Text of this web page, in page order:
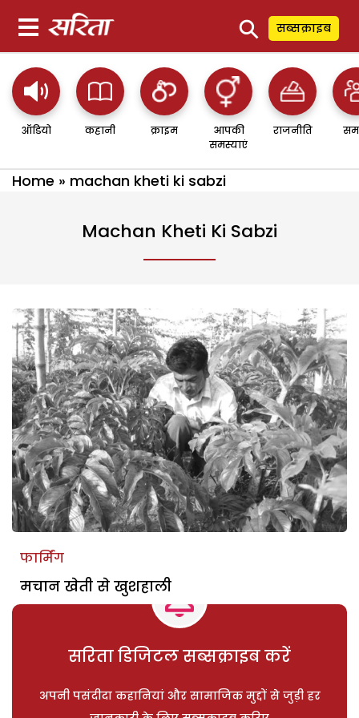
⚲ सब्सक्राइब
ऑडियो कहानी क्राइम
आपकी
समस्याएं
राजनीति
Home » machan kheti ki sabzi
Machan Kheti Ki Sabzi
फार्मिंग
मचान खेती से खुशहाली
सरिता डिजिटल सब्सक्राइब करें
अपनी पसंदीदा कहानियां और सामाजिक मुद्दों से जुड़ी हर